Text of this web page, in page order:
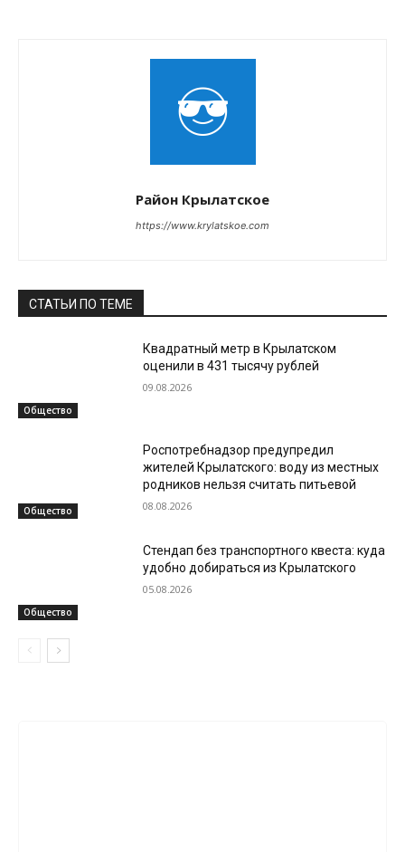
Район Крылатское
https://www.krylatskoe.com
СТАТЬИ ПО ТЕМЕ
Общество
Квадратный метр в Крылатском
оценили в 431 тысячу рублей
09.08.2026
Общество
Роспотребнадзор предупредил
жителей Крылатского: воду из местных
родников нельзя считать питьевой
08.08.2026
Общество
Стендап без транспортного квеста: куда
удобно добираться из Крылатского
05.08.2026